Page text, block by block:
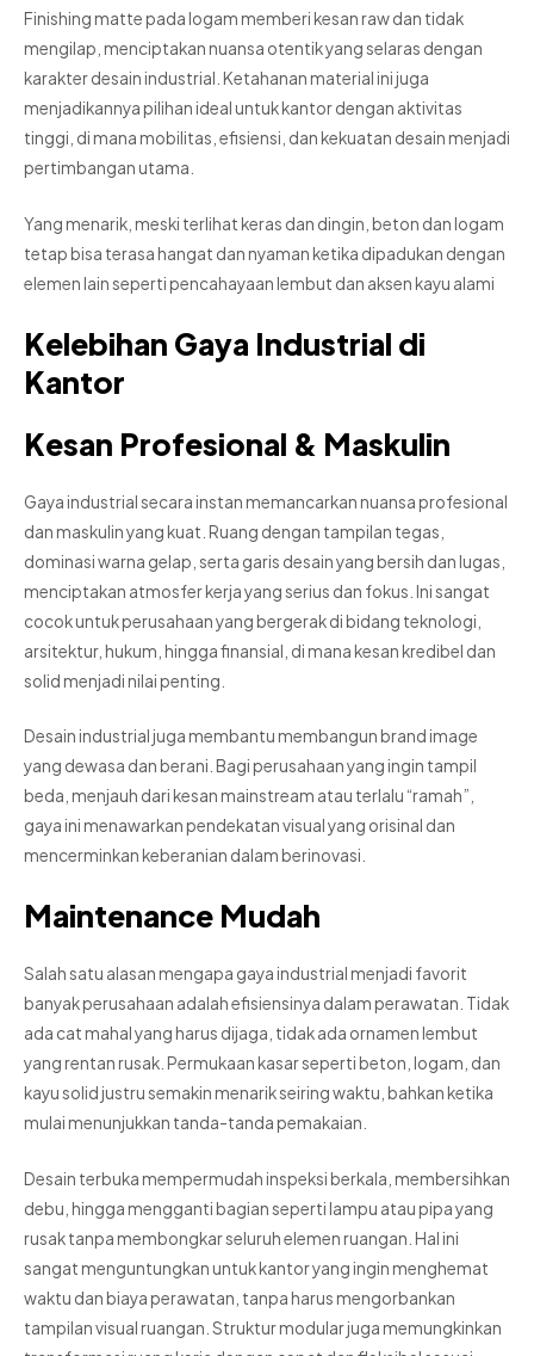
Finishing matte pada logam memberi kesan raw dan tidak
mengilap, menciptakan nuansa otentik yang selaras dengan
karakter desain industrial. Ketahanan material ini juga
menjadikannya pilihan ideal untuk kantor dengan aktivitas
tinggi, di mana mobilitas, efisiensi, dan kekuatan desain menjadi
pertimbangan utama.
Yang menarik, meski terlihat keras dan dingin, beton dan logam
tetap bisa terasa hangat dan nyaman ketika dipadukan dengan
elemen lain seperti pencahayaan lembut dan aksen kayu alami
Kelebihan Gaya Industrial di
Kantor
Kesan Profesional & Maskulin
Gaya industrial secara instan memancarkan nuansa profesional
dan maskulin yang kuat. Ruang dengan tampilan tegas,
dominasi warna gelap, serta garis desain yang bersih dan lugas,
menciptakan atmosfer kerja yang serius dan fokus. Ini sangat
cocok untuk perusahaan yang bergerak di bidang teknologi,
arsitektur, hukum, hingga finansial, di mana kesan kredibel dan
solid menjadi nilai penting.
Desain industrial juga membantu membangun brand image
yang dewasa dan berani. Bagi perusahaan yang ingin tampil
beda, menjauh dari kesan mainstream atau terlalu “ramah”,
gaya ini menawarkan pendekatan visual yang orisinal dan
mencerminkan keberanian dalam berinovasi.
Maintenance Mudah
Salah satu alasan mengapa gaya industrial menjadi favorit
banyak perusahaan adalah efisiensinya dalam perawatan. Tidak
ada cat mahal yang harus dijaga, tidak ada ornamen lembut
yang rentan rusak. Permukaan kasar seperti beton, logam, dan
kayu solid justru semakin menarik seiring waktu, bahkan ketika
mulai menunjukkan tanda-tanda pemakaian.
Desain terbuka mempermudah inspeksi berkala, membersihkan
debu, hingga mengganti bagian seperti lampu atau pipa yang
rusak tanpa membongkar seluruh elemen ruangan. Hal ini
sangat menguntungkan untuk kantor yang ingin menghemat
waktu dan biaya perawatan, tanpa harus mengorbankan
tampilan visual ruangan. Struktur modular juga memungkinkan